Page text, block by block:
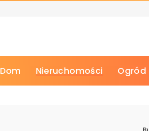
Dom Nieruchomości Ogród